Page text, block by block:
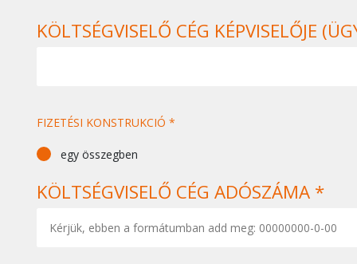
KÖLTSÉGVISELŐ CÉG KÉPVISELŐJE
FIZETÉSI KONSTRUKCIÓ *
egy összegben
KÖLTSÉGVISELŐ CÉG ADÓSZÁMA *